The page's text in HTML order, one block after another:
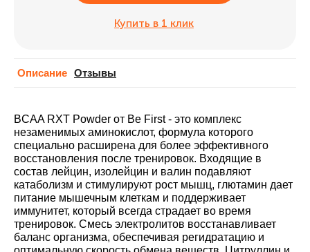
Купить в 1 клик
Описание Отзывы
BCAA RXT Powder от Be First - это комплекс
незаменимых аминокислот, формула которого
специально расширена для более эффективного
восстановления после тренировок. Входящие в
состав лейцин, изолейцин и валин подавляют
катаболизм и стимулируют рост мышц, глютамин дает
питание мышечным клеткам и поддерживает
иммунитет, который всегда страдает во время
тренировок. Смесь электролитов восстанавливает
баланс организма, обеспечивая регидратацию и